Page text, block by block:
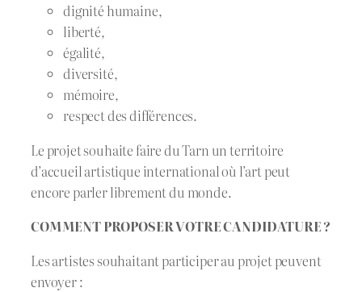
dignité humaine,
liberté,
égalité,
diversité,
mémoire,
respect des différences.
Le projet souhaite faire du Tarn un territoire
d’accueil artistique international où l’art peut
encore parler librement du monde.
COMMENT PROPOSER VOTRE CANDIDATURE ?
Les artistes souhaitant participer au projet peuvent
envoyer :